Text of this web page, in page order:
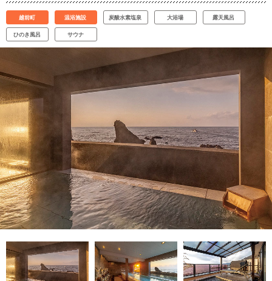
越前町 温浴施設 炭酸水素塩泉 大浴場 露天風呂
ひのき風呂 サウナ